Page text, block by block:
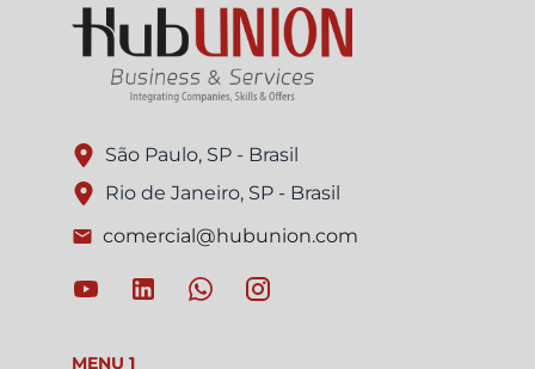
São Paulo, SP - Brasil
Rio de Janeiro, SP - Brasil
comercial@hubunion.com
MENU 1